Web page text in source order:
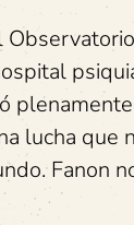
lucha que
Fanon